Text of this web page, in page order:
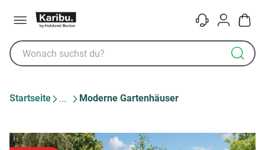
KontaktKonto
Startseite Moderne Gartenhäuser